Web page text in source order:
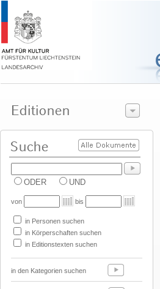
ODER UND
von bis
in Personen suchen
in Körperschaften suchen
in Editionstexten suchen
in den Kategorien suchen